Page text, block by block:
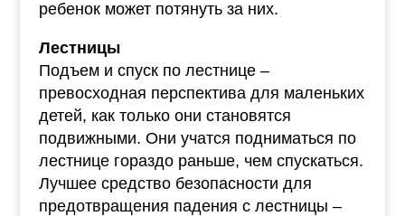
ребенок может потянуть за них.
Лестницы
Подъем и спуск по лестнице –
превосходная перспектива для маленьких
детей, как только они становятся
подвижными. Они учатся подниматься по
лестнице гораздо раньше, чем спускаться.
Лучшее средство безопасности для
предотвращения падения с лестницы –